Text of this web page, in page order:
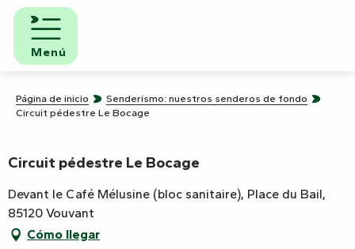
Aller
contenu
principal
Menú
Página de inicio
Senderismo: nuestros senderos de fondo
Circuit pédestre Le Bocage
Circuit pédestre Le Bocage
Devant le Café Mélusine (bloc sanitaire), Place du Bail,
85120 Vouvant
Cómo llegar